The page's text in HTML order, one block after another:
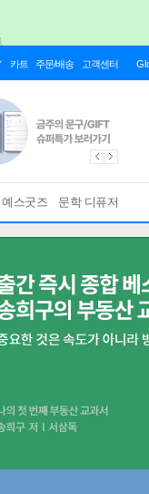
카트 주문/배송 고객센터
예스굿즈 문학 디퓨저
선물